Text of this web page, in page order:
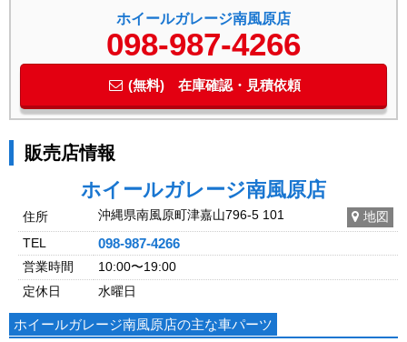
ホイールガレージ南風原店
098-987-4266
(無料) 在庫確認・見積依頼
販売店情報
ホイールガレージ南風原店
住所 沖縄県南風原町津嘉山796-5 101
地図
TEL
098-987-4266
営業時間
10:00〜19:00
定休日
水曜日
ホイールガレージ南風原店の主な車パーツ